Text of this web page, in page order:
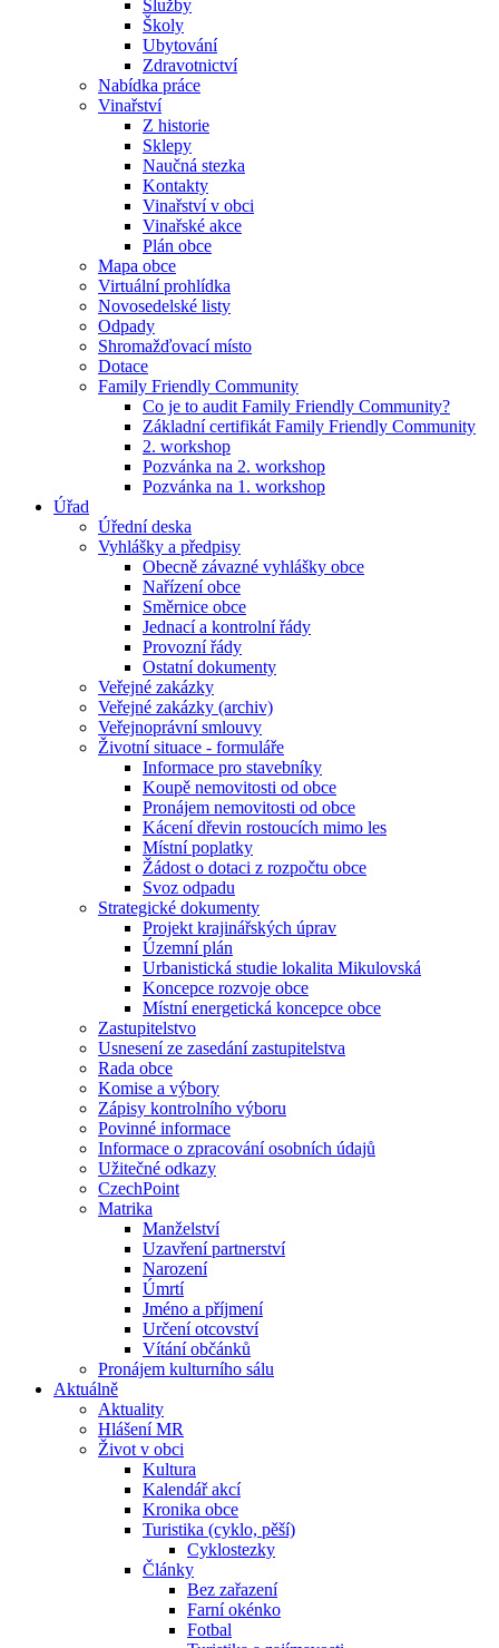
Služby
Školy
Ubytování
Zdravotnictví
Nabídka práce
Vinařství
Z historie
Sklepy
Naučná stezka
Kontakty
Vinařství v obci
Vinařské akce
Plán obce
Mapa obce
Virtuální prohlídka
Novosedelské listy
Odpady
Shromažďovací místo
Dotace
Family Friendly Community
Co je to audit Family Friendly Community?
Základní certifikát Family Friendly Community
2. workshop
Pozvánka na 2. workshop
Pozvánka na 1. workshop
Úřad
Úřední deska
Vyhlášky a předpisy
Obecně závazné vyhlášky obce
Nařízení obce
Směrnice obce
Jednací a kontrolní řády
Provozní řády
Ostatní dokumenty
Veřejné zakázky
Veřejné zakázky (archiv)
Veřejnoprávní smlouvy
Životní situace - formuláře
Informace pro stavebníky
Koupě nemovitosti od obce
Pronájem nemovitosti od obce
Kácení dřevin rostoucích mimo les
Místní poplatky
Žádost o dotaci z rozpočtu obce
Svoz odpadu
Strategické dokumenty
Projekt krajinářských úprav
Územní plán
Urbanistická studie lokalita Mikulovská
Koncepce rozvoje obce
Místní energetická koncepce obce
Zastupitelstvo
Usnesení ze zasedání zastupitelstva
Rada obce
Komise a výbory
Zápisy kontrolního výboru
Povinné informace
Informace o zpracování osobních údajů
Užitečné odkazy
CzechPoint
Matrika
Manželství
Uzavření partnerství
Narození
Úmrtí
Jméno a příjmení
Určení otcovství
Vítání občánků
Pronájem kulturního sálu
Aktuálně
Aktuality
Hlášení MR
Život v obci
Kultura
Kalendář akcí
Kronika obce
Turistika (cyklo, pěší)
Cyklostezky
Články
Bez zařazení
Farní okénko
Fotbal